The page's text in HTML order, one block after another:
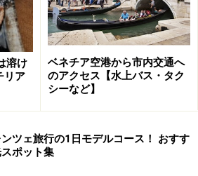
溶け
リア
ベネチア空港から市内交通へ
のアクセス【水上バス・タク
シーなど】
ツェ旅行の1日モデルコース！ おすす
ポット集